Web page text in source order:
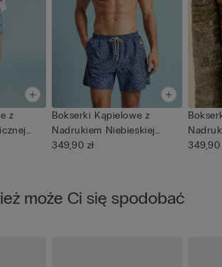
z
Bokserki Kąpielowe z
Nadrukiem Niebieskiej
Mozaiki
349,90 zł 349,90
może Ci się spodobać